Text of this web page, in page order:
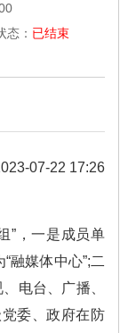
态： 已结束
07-22 17:26
”，一是成员单
融媒体中心”;二
电台、广播、
委、政府在防